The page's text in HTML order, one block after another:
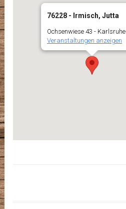
76228 - Irmisch, Jutta
Ochsenwiese 43 - Karlsruhe
Veranstaltungen anzeigen